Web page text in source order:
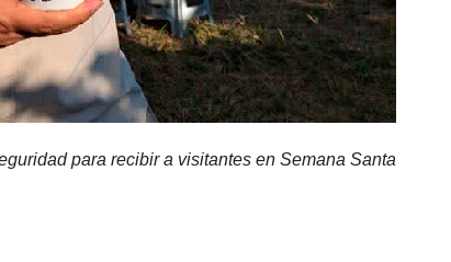
para recibir a visitantes en Semana Santa